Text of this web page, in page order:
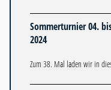
Sommerturnier 04.
2024
Zum 38. Mal laden wir in